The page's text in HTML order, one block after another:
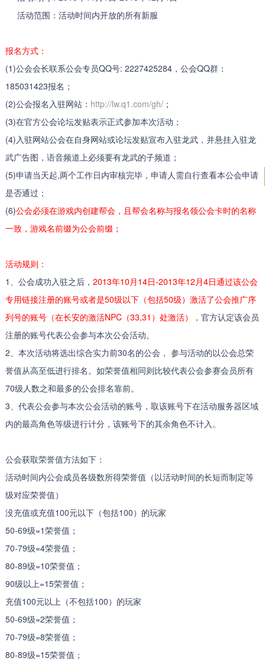
活动范围：活动时间内开放的所有新服
报名方式：
(1)公会会长联系公会专员QQ号: 2227425284，公会QQ群：
185031423报名；
(2)公会报名入驻网站： http://lw.q1.com/gh/；
(3)在官方公会论坛发贴表示正式参加本次活动；
(4)入驻网站公会在自身网站或论坛发贴宣布入驻龙武，并悬挂入驻龙
武广告图，语音频道上必须要有龙武的子频道；
(5)申请当天起,两个工作日内审核完毕，申请人需自行查看本公会申请
是否通过；
(6)公会必须在游戏内创建帮会，且帮会名称与报名领公会卡时的名称
一致，游戏名前缀为公会前缀；
活动规则：
1、公会成功入驻之后， 2013年10月14日-2013年12月4日通过该公会
专用链接注册的账号或者是50级以下（包括50级）激活了公会推广序
列号的账号（在长安的激活NPC（33,31）处激活）， 官方认定该会员
注册的账号代表公会参与本次公会活动。
2、本次活动将选出综合实力前30名的公会， 参与活动的以公会总荣
誉值从高至低进行排名。如荣誉值相同则比较代表公会参赛会员所有
70级人数之和最多的公会排名靠前。
3、代表公会参与本次公会活动的账号，取该账号下在活动服务器区域
内的最高角色等级进行计分，该账号下的其余角色不计入。
公会获取荣誉值方法如下：
活动时间内公会成员各级数所得荣誉值（以活动时间的长短而制定等
级对应荣誉值）
没充值或充值100元以下（包括100）的玩家
50-69级=1荣誉值；
70-79级=4荣誉值；
80-89级=10荣誉值；
90级以上=15荣誉值；
充值100元以上（不包括100）的玩家
50-69级=2荣誉值；
70-79级=8荣誉值；
80-89级=15荣誉值；